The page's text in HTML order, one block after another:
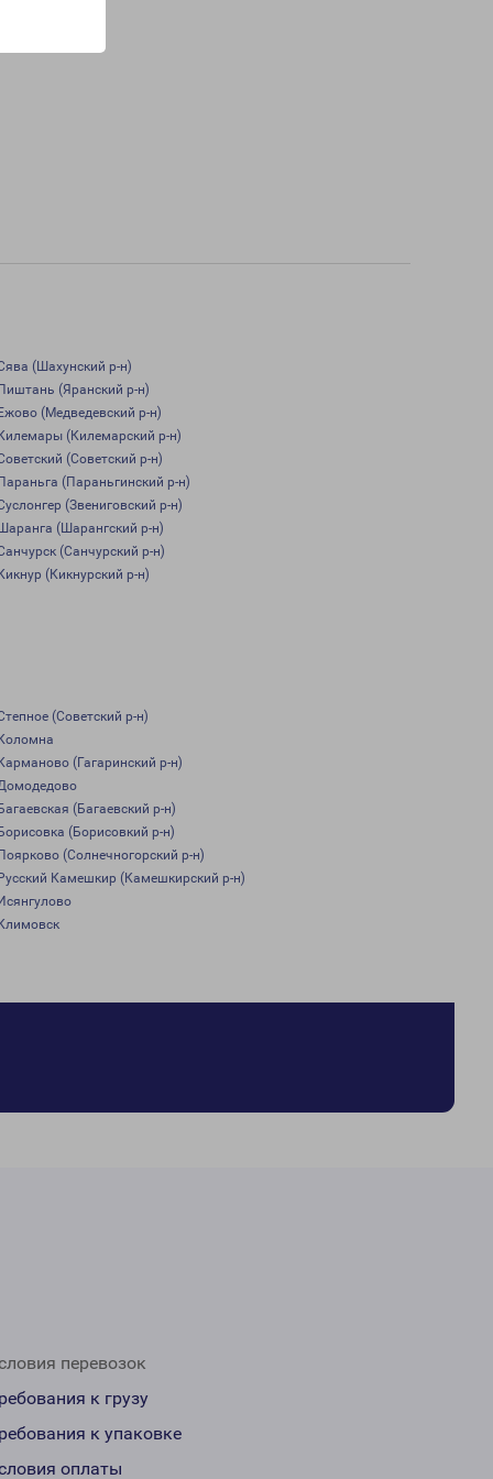
(Шахунский р-н)
(Яранский р-н)
(Медведевский р-н)
(Килемарский р-н)
(Советский р-н)
(Параньгинский р-н)
(Звениговский р-н)
(Шарангский р-н)
(Санчурский р-н)
(Кикнурский р-н)
(Советский р-н)
(Гагаринский р-н)
(Багаевский р-н)
(Борисовкий р-н)
(Солнечногорский р-н)
Камешкир (Камешкирский р-н)
перевозок
к грузу
к упаковке
оплаты